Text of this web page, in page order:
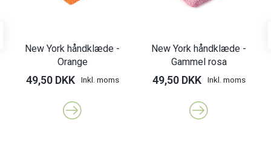
New York håndklæde -
Orange
49,50 DKK Inkl. moms
New York håndklæde -
Gammel rosa
49,50 DKK Inkl. moms